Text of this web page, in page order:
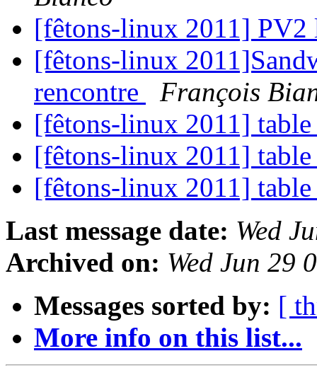
[fêtons-linux 2011]
[fêtons-linux
rencontre
François
[fêtons-linux 2011]
[fêtons-linux 2011]
[fêtons-linux 2011]
Last message date: Wed
Archived on: Wed Jun 29
Messages sorted by: [
More info on this list...